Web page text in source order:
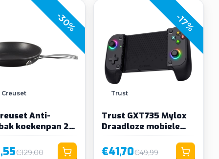
-30%
Creuset
Anti-
koekenpan 20
€129,00
-17%
Trust
Trust GXT735 Mylox
Draadloze mobiele
gamecontroller
€41,70€49,99